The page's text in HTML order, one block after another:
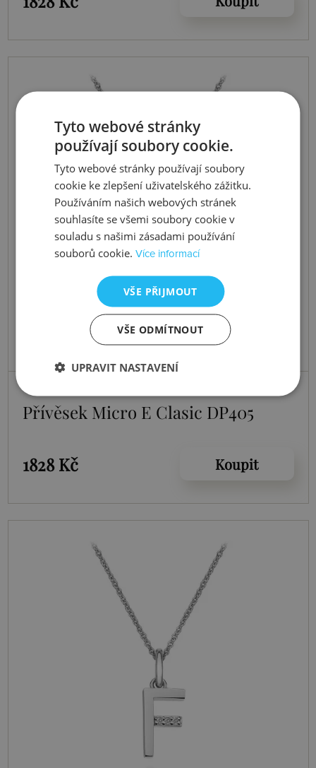
Přívěsek Micro E Clasic DP405
1828 Kč Koupit
Tyto webové stránky
používají soubory cookie.
Tyto webové stránky používají soubory
cookie ke zlepšení uživatelského zážitku.
Používáním našich webových stránek
souhlasíte se všemi soubory cookie v
souladu s našimi zásadami používání
souborů cookie.Více informací
VŠE PŘIJMOUT
VŠE ODMÍTNOUT
UPRAVIT NASTAVENÍ